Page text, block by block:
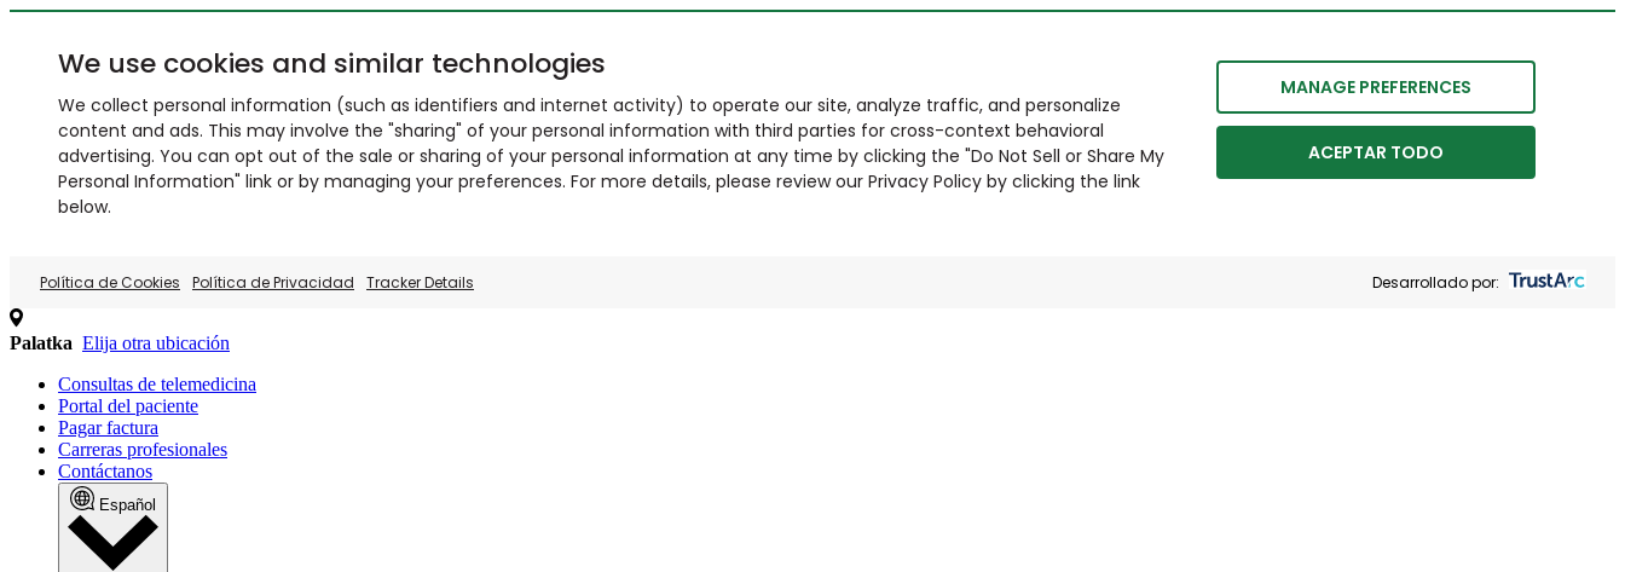
We use cookies and similar technologies
We collect personal information (such as identifiers and internet activity) to operate our site, analyze traffic, and personalize
content and ads. This may involve the "sharing" of your personal information with third parties for cross-context behavioral
advertising. You can opt out of the sale or sharing of your personal information at any time by clicking the "Do Not Sell or Share My
Personal Information" link or by managing your preferences. For more details, please review our Privacy Policy by clicking the link
below.
MANAGE PREFERENCES
ACEPTAR TODO
Política de Cookies Política de Privacidad Tracker Details Desarrollado por:
Palatka Elija otra ubicación
Consultas de telemedicina
Portal del paciente
Pagar factura
Carreras profesionales
Contáctanos
Español